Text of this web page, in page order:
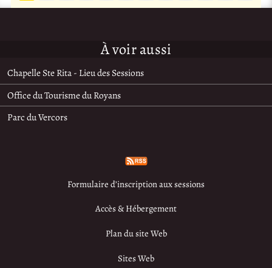
À voir aussi
Chapelle Ste Rita - Lieu des Sessions
Office du Tourisme du Royans
Parc du Vercors
Formulaire d’inscription aux sessions
Accès & Hébergement
Plan du site Web
Sites Web